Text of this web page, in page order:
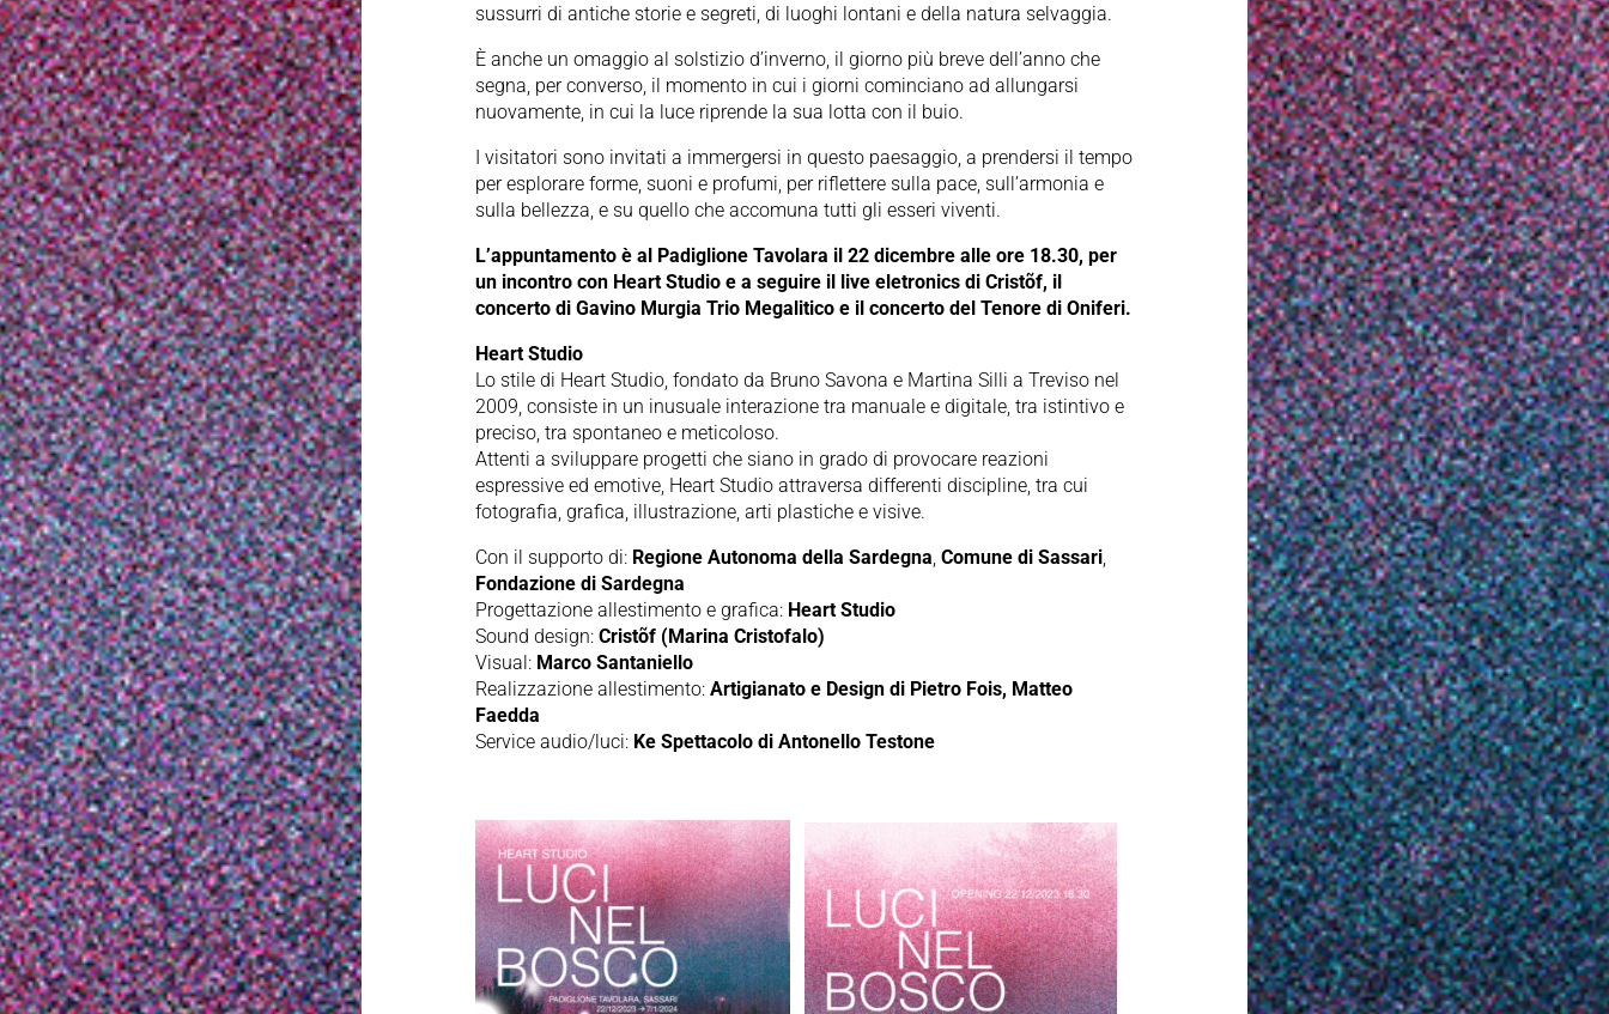
sussurri di antiche storie e segreti, di luoghi lontani e della natura selvaggia.
È anche un omaggio al solstizio d’inverno, il giorno più breve dell’anno che
segna, per converso, il momento in cui i giorni cominciano ad allungarsi
nuovamente, in cui la luce riprende la sua lotta con il buio.
I visitatori sono invitati a immergersi in questo paesaggio, a prendersi il tempo
per esplorare forme, suoni e profumi, per riflettere sulla pace, sull’armonia e
sulla bellezza, e su quello che accomuna tutti gli esseri viventi.
L’appuntamento è al Padiglione Tavolara il 22 dicembre alle ore 18.30, per
un incontro con Heart Studio e a seguire il live eletronics di Cristõf, il
concerto di Gavino Murgia Trio Megalitico e il concerto del Tenore di Oniferi.
Heart Studio
Lo stile di Heart Studio, fondato da Bruno Savona e Martina Silli a Treviso nel
2009, consiste in un inusuale interazione tra manuale e digitale, tra istintivo e
preciso, tra spontaneo e meticoloso.
Attenti a sviluppare progetti che siano in grado di provocare reazioni
espressive ed emotive, Heart Studio attraversa differenti discipline, tra cui
fotografia, grafica, illustrazione, arti plastiche e visive.
Con il supporto di: Regione Autonoma della Sardegna ,Comune di Sassari
Fondazione di Sardegna
Progettazione allestimento e grafica: Heart Studio
Sound design:Cristõf (Marina Cristofalo)
Visual: Marco Santaniello
Realizzazione allestimento:Artigianato e Design di Pietro Fois, Matteo
Faedda
Service audio/luci: Ke Spettacolo di Antonello Testone